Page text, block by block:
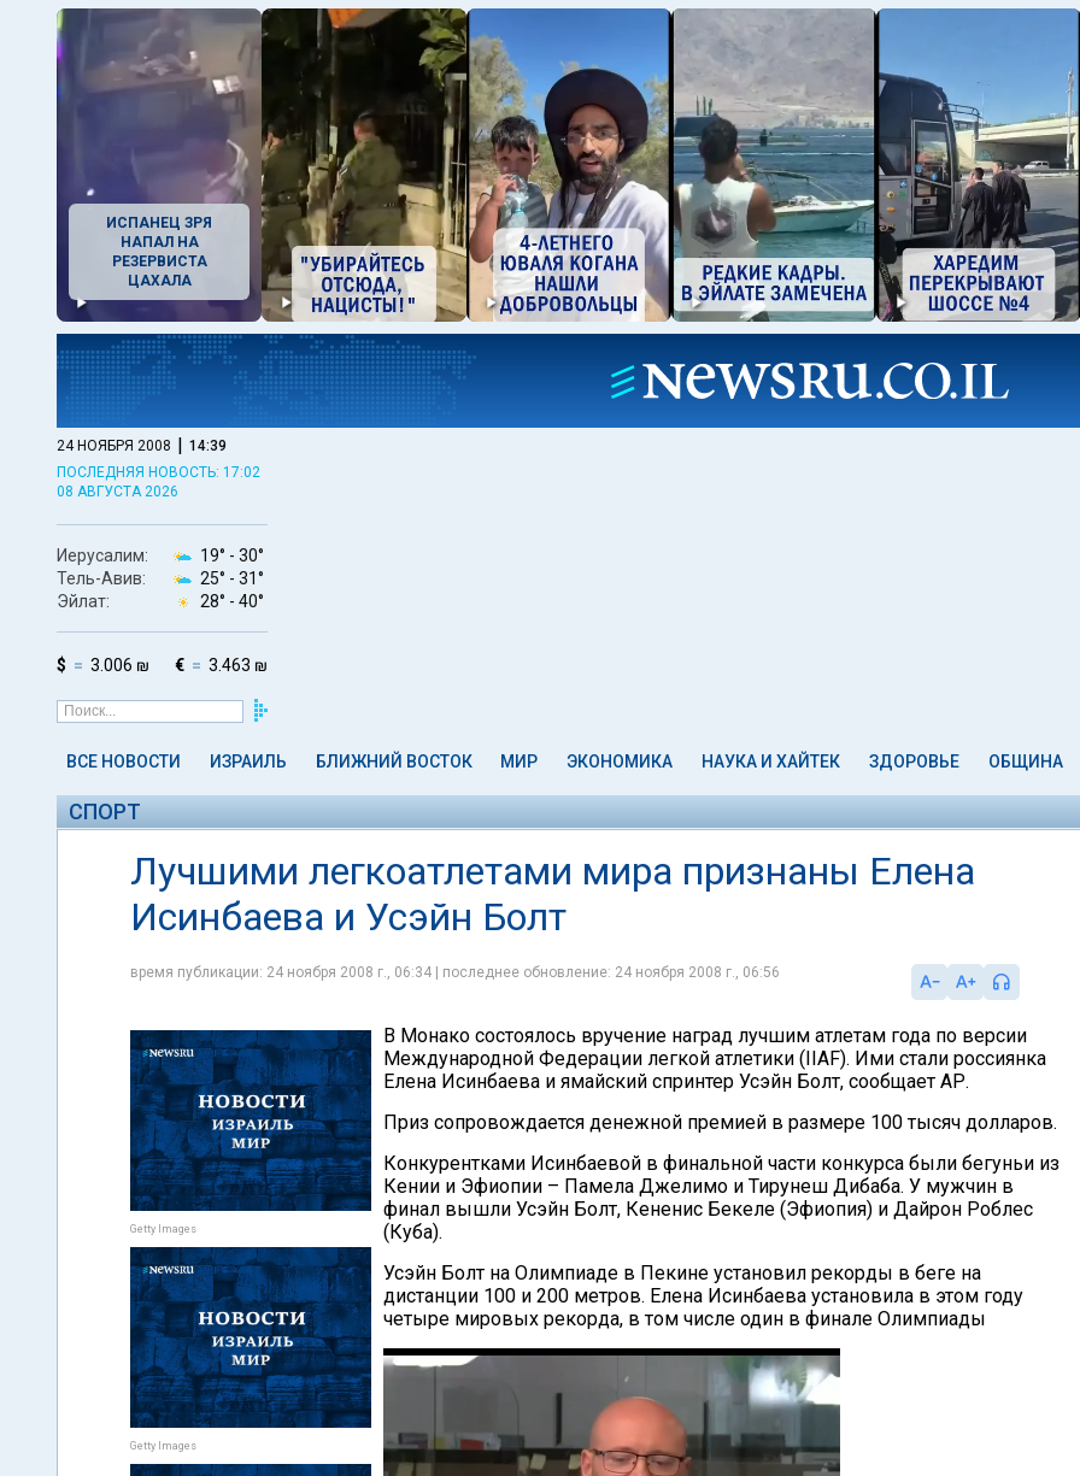
ИСПАНЕЦ ЗРЯ
НАПАЛ НА
РЕЗЕРВИСТА
ЦАХАЛА
24 НОЯБРЯ 2008 | 14:39
ПОСЛЕДНЯЯ НОВОСТЬ: 17:02
08 АВГУСТА 2026
Иерусалим: 19° - 30°
Тель-Авив:
25° - 31°
Эйлат:
28° - 40°
$ 3.006 ₪ € 3.463 ₪
ВСЕ НОВОСТИ ИЗРАИЛЬ БЛИЖНИЙ ВОСТОК МИР ЭКОНОМИКА НАУКА И ХАЙТЕК ЗДОРОВЬЕ ОБЩИНА
СПОРТ
Лучшими легкоатлетами мира признаны Елена
Исинбаева и Усэйн Болт
время публикации: 24 ноября 2008 г., 06:34 | последнее обновление: 24 ноября 2008 г., 06:56
Getty Images
Getty Images
В Монако состоялось вручение наград лучшим атлетам года по версии
Международной Федерации легкой атлетики (IIAF). Ими стали россиянка
Елена Исинбаева и ямайский спринтер Усэйн Болт, сообщает АР.
Приз сопровождается денежной премией в размере 100 тысяч долларов.
Конкурентками Исинбаевой в финальной части конкурса были бегуньи из
Кении и Эфиопии – Памела Джелимо и Тирунеш Дибаба. У мужчин в
финал вышли Усэйн Болт, Кененис Бекеле (Эфиопия) и Дайрон Роблес
(Куба).
Усэйн Болт на Олимпиаде в Пекине установил рекорды в беге на
дистанции 100 и 200 метров. Елена Исинбаева установила в этом году
четыре мировых рекорда, в том числе один в финале Олимпиады